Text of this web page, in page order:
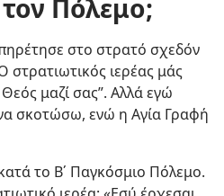
Πόλεμο;
στο στρατό σχεδόν
στρατιωτικός ιερέας μάς
μαζί σας”. Αλλά εγώ
σκοτώσω, ενώ η Αγία Γραφή
το Β΄ Παγκόσμιο Πόλεμο.